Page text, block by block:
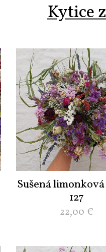
Kytice
Sušená
127
22,00 €